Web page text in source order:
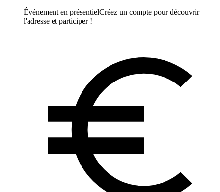
Événement en présentielCréez un compte pour découvrir
l'adresse et participer !